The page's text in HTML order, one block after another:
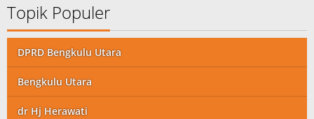
Topik Populer
DPRD Bengkulu Utara
Bengkulu Utara
dr Hj Herawati